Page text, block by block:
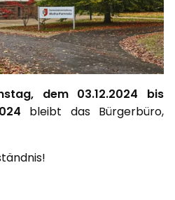
dem 03.12.2024 bis
bleibt das Bürgerbüro,